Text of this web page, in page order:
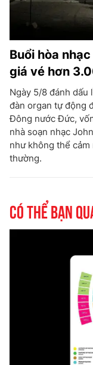
Buổi hòa
giá vé hơn
Ngày 5/8 đánh dấu
đàn organ tự động
Đông nước Đức,
nhà soạn nhạc
như không thể
thường.
Có thể bạn